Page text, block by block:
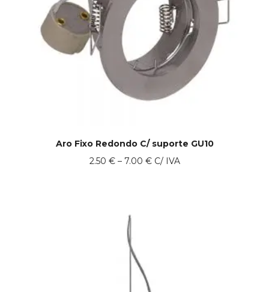
Aro Fixo Redondo C/ suporte GU10
2.50 € – 7.00 €Price
C/ IVA